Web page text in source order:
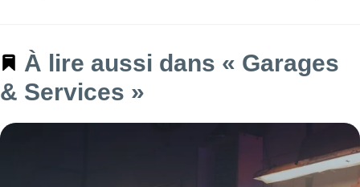
À lire aussi dans « Garages
& Services »